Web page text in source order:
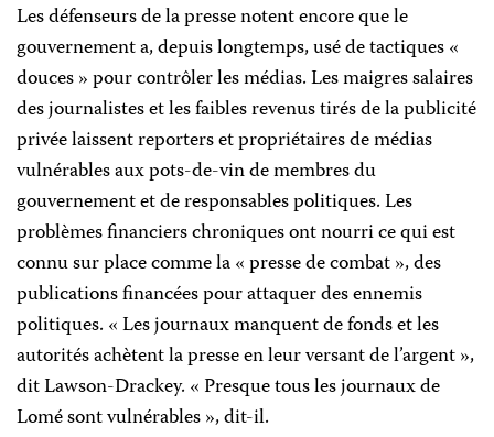
Les défenseurs de la presse notent encore que le
gouvernement a, depuis longtemps, usé de tactiques «
douces » pour contrôler les médias. Les maigres salaires
des journalistes et les faibles revenus tirés de la publicité
privée laissent reporters et propriétaires de médias
vulnérables aux pots-de-vin de membres du
gouvernement et de responsables politiques. Les
problèmes financiers chroniques ont nourri ce qui est
connu sur place comme la « presse de combat », des
publications financées pour attaquer des ennemis
politiques. « Les journaux manquent de fonds et les
autorités achètent la presse en leur versant de l’argent »,
dit Lawson-Drackey. « Presque tous les journaux de
Lomé sont vulnérables », dit-il.